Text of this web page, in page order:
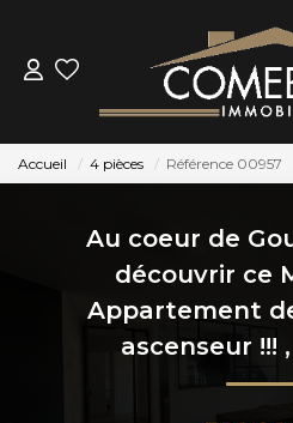
NOTRE
Accueil 4 pièces Référence 00957
Au coeur de
découvrir ce
Appartement
ascenseur !!! ,